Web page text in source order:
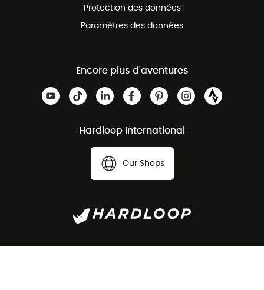
Protection des données
Paramètres des données
Encore plus d'aventures
Hardloop International
Our Shops